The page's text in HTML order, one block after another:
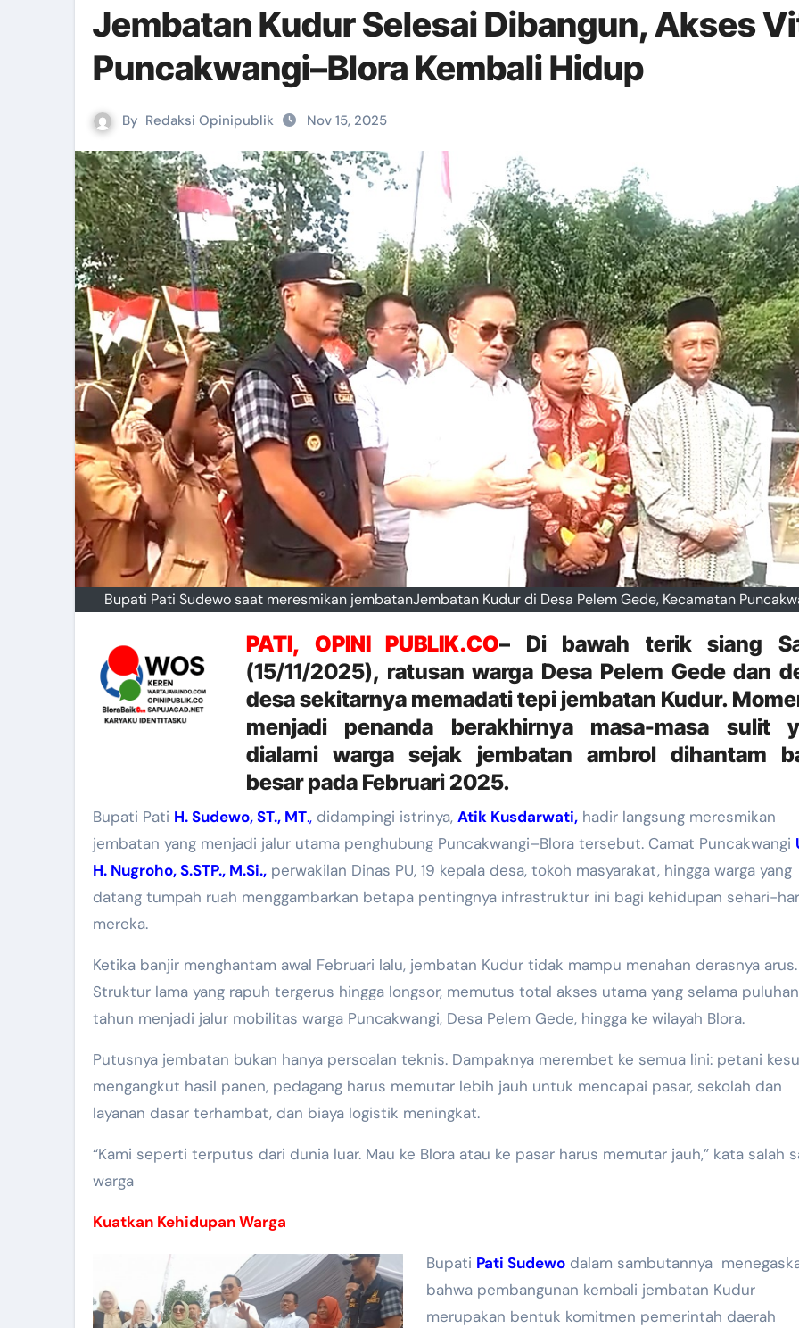
Jembatan Kudur Selesai Dibangun, Akses
Puncakwangi–Blora Kembali Hidup
By Redaksi Opinipublik Nov 15, 2025
Bupati Pati Sudewo saat meresmikan jembatanJembatan Kudur di Desa Pelem Gede, Kecamatan
PATI, OPINI PUBLIK.CO– Di bawah terik siang
(15/11/2025), ratusan warga Desa Pelem Gede dan
desa sekitarnya memadati tepi jembatan Kudur.
menjadi penanda berakhirnya masa-masa sulit
dialami warga sejak jembatan ambrol dihantam
besar pada Februari 2025.
Bupati Pati H. Sudewo, ST., MT., didampingi istrinya, Atik Kusdarwati, hadir langsung meresmikan
jembatan yang menjadi jalur utama penghubung Puncakwangi–Blora tersebut. Camat Puncakwangi
H. Nugroho, S.STP., M.Si., perwakilan Dinas PU, 19 kepala desa, tokoh masyarakat, hingga warga yang
datang tumpah ruah menggambarkan betapa pentingnya infrastruktur ini bagi kehidupan sehari-
mereka.
Ketika banjir menghantam awal Februari lalu, jembatan Kudur tidak mampu menahan derasnya arus.
Struktur lama yang rapuh tergerus hingga longsor, memutus total akses utama yang selama puluhan
tahun menjadi jalur mobilitas warga Puncakwangi, Desa Pelem Gede, hingga ke wilayah Blora.
Putusnya jembatan bukan hanya persoalan teknis. Dampaknya merembet ke semua lini: petani
mengangkut hasil panen, pedagang harus memutar lebih jauh untuk mencapai pasar, sekolah dan
layanan dasar terhambat, dan biaya logistik meningkat.
“Kami seperti terputus dari dunia luar. Mau ke Blora atau ke pasar harus memutar jauh,” kata salah
warga
Kuatkan Kehidupan Warga
Bupati Pati Sudewodalam sambutannya
bahwa pembangunan kembali jembatan Kudur
merupakan bentuk komitmen pemerintah daerah